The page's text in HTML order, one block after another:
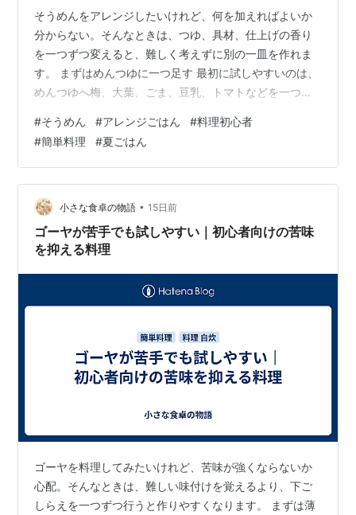
そうめんをアレンジしたいけれど、何を加えればよいか
分からない。そんなときは、つゆ、具材、仕上げの香り
を一つずつ変えると、難しく考えずに別の一皿を作れま
す。 まずはめんつゆに一つ足す 最初に試しやすいのは、
めんつゆへ梅、大葉、ごま、豆乳、トマトなどを一つ加
だけで味の印象が変わります。 豆乳やみそを使う場合
は、少量ずつ混ぜて濃さを確認します。梅や酢を加える
場合も、酸味が強くなりすぎないよう、味見をしながら
整えます。 具材は二つまでで十分 ツナときゅうり、トマ
トと大葉、卵とねぎなど、二つの具材だけでも一皿にな
ります。材料を増やしすぎると切る作業や味付…
#そうめん #アレンジごはん #料理初心者
#簡単料理 #夏ごはん
小さな食卓の物語 • 15日前
ゴーヤが苦手でも試しやすい｜初心者向けの苦味
を抑える料理
ゴーヤを料理してみたいけれど、苦味が強くならないか
心配。そんなときは、難しい味付けを覚えるより、下ご
しらえを一つずつ行うと作りやすくなります。 まずは薄